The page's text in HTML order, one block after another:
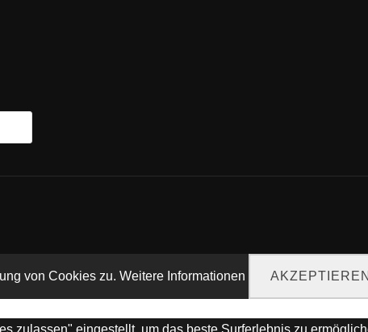
von Cookies zu. Weitere Informationen AKZEPTIEREN